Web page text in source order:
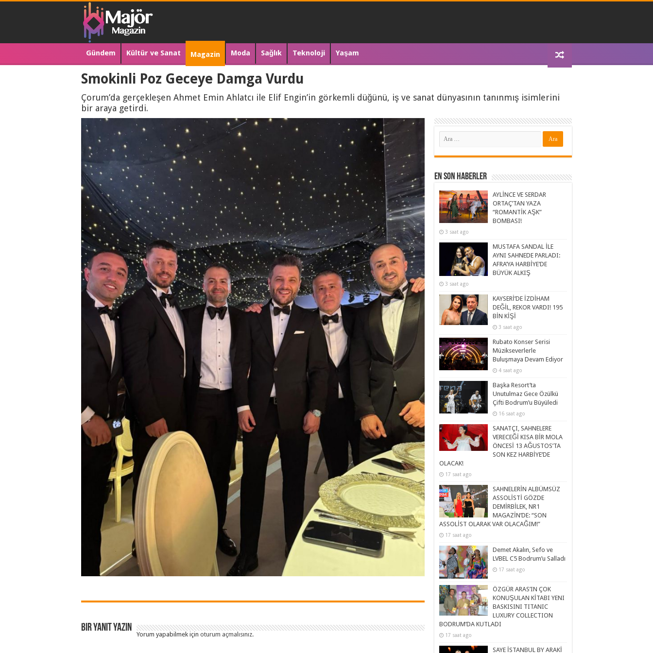
Gündem Kültür ve Sanat Magazin Moda Sağlık Teknoloji Yaşam
Smokinli Poz Geceye Damga Vurdu
Çorum’da gerçekleşen Ahmet Emin Ahlatcı ile Elif Engin’in görkemli düğünü, iş ve sanat dünyasının tanınmış isimlerini
bir araya getirdi.
Bir yanıt yazın
Yorum yapabilmek için oturum açmalısınız.
En Son Haberler
AYLİNCE VE SERDAR
ORTAÇ’TAN YAZA
“ROMANTİK AŞK”
BOMBASI!
3 saat ago
MUSTAFA SANDAL İLE
AYNI SAHNEDE PARLADI:
AFRA’YA HARBİYE’DE
BÜYÜK ALKIŞ
3 saat ago
KAYSERİ’DE İZDİHAM
DEĞİL, REKOR VARDI! 195
BİN KİŞİ
3 saat ago
Rubato Konser Serisi
Müzikseverlerle
Buluşmaya Devam Ediyor
4 saat ago
Başka Resort’ta
Unutulmaz Gece Özülkü
Çifti Bodrum’u Büyüledi
16 saat ago
SANATÇI, SAHNELERE
VERECEĞİ KISA BİR MOLA
ÖNCESİ 13 AĞUSTOS’TA
SON KEZ HARBİYE’DE
OLACAK!
17 saat ago
SAHNELERİN ALBÜMSÜZ
ASSOLİSTİ GÖZDE
DEMİRBİLEK, NR1
MAGAZİN’DE: “SON
ASSOLİST OLARAK VAR OLACAĞIM!”
17 saat ago
Demet Akalın, Sefo ve
LVBEL C5 Bodrum’u Salladı
17 saat ago
ÖZGÜR ARAS’IN ÇOK
KONUŞULAN KİTABI YENI
BASKISINI TITANIC
LUXURY COLLECTION
BODRUM’DA KUTLADI
17 saat ago
SAYE İSTANBUL BY ARAKİ